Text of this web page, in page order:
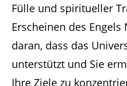
Fülle und spiritueller
Erscheinen des
daran, dass das
unterstützt und Sie
Ihre Ziele zu